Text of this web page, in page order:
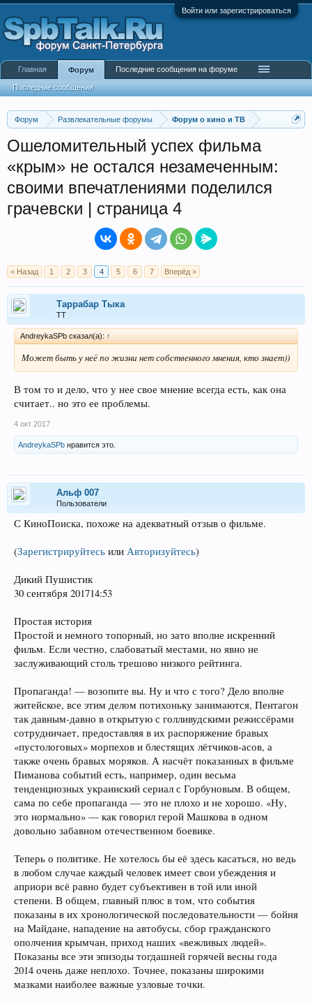
Войти или зарегистрироваться
Форум Развлекательные форумы Форум о кино и ТВ
Ошеломительный успех фильма
«крым» не остался незамеченным:
своими впечатлениями поделился
грачевски | страница 4
< Назад 1 2 3 4 5 6 7 Вперёд >
Таррабар Тыка
ТТ
AndreykaSPb сказал(а): ↑
Может быть у неё по жизни нет собственного мнения, кто знает))
В том то и дело, что у нее свое мнение всегда есть, как она
считает.. но это ее проблемы.
4 окт 2017
AndreykaSPb нравится это.
Альф 007
Пользователи
С КиноПоиска, похоже на адекватный отзыв о фильме.
(Зарегистрируйтесь или Авторизуйтесь)
Дикий Пушистик
30 сентября 201714:53
Простая история
Простой и немного топорный, но зато вполне искренний
фильм. Если честно, слабоватый местами, но явно не
заслуживающий столь трешово низкого рейтинга.
Пропаганда! — возопите вы. Ну и что с того? Дело вполне
житейское, все этим делом потихоньку занимаются, Пентагон
так давным-давно в открытую с голливудскими режиссёрами
сотрудничает, предоставляя в их распоряжение бравых
«пустологовых» морпехов и блестящих лётчиков-асов, а
также очень бравых моряков. А насчёт показанных в фильме
Пиманова событий есть, например, один весьма
тенденциозных украинский сериал с Горбуновым. В общем,
сама по себе пропаганда — это не плохо и не хорошо. «Ну,
это нормально» — как говорил герой Машкова в одном
довольно забавном отечественном боевике.
Теперь о политике. Не хотелось бы её здесь касаться, но ведь
в любом случае каждый человек имеет свои убеждения и
априори всё равно будет субъективен в той или иной
степени. В общем, главный плюс в том, что события
показаны в их хронологической последовательности — бойня
на Майдане, нападение на автобусы, сбор гражданского
ополчения крымчан, приход наших «вежливых людей».
Показаны все эти эпизоды тогдашней горячей весны года
2014 очень даже неплохо. Точнее, показаны широкими
мазками наиболее важные узловые точки.
Главная Форум
Последние сообщения
Последние сообщения на форуме